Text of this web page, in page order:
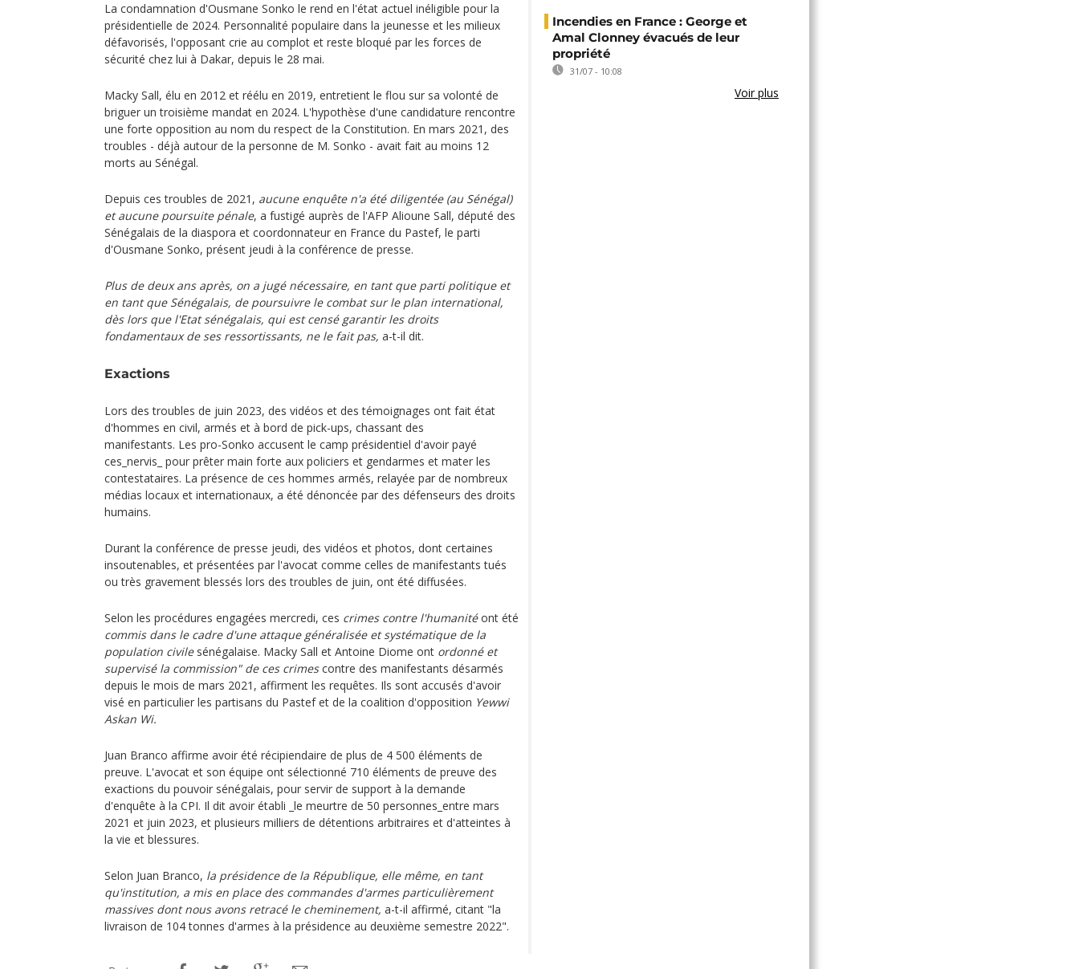
La condamnation d'Ousmane Sonko le rend en l'état actuel inéligible pour la
présidentielle de 2024. Personnalité populaire dans la jeunesse et les milieux
défavorisés, l'opposant crie au complot et reste bloqué par les forces de
sécurité chez lui à Dakar, depuis le 28 mai.
Macky Sall, élu en 2012 et réélu en 2019, entretient le flou sur sa volonté de
briguer un troisième mandat en 2024. L'hypothèse d'une candidature rencontre
une forte opposition au nom du respect de la Constitution. En mars 2021, des
troubles - déjà autour de la personne de M. Sonko - avait fait au moins 12
morts au Sénégal.
Depuis ces troubles de 2021, aucune enquête n'a été diligentée (au Sénégal)
et aucune poursuite pénale, a fustigé auprès de l'AFP Alioune Sall, député des
Sénégalais de la diaspora et coordonnateur en France du Pastef, le parti
d'Ousmane Sonko, présent jeudi à la conférence de presse.
Plus de deux ans après, on a jugé nécessaire, en tant que parti politique et
en tant que Sénégalais, de poursuivre le combat sur le plan international,
dès lors que l'Etat sénégalais, qui est censé garantir les droits
fondamentaux de ses ressortissants, ne le fait pas, a-t-il dit.
Exactions
Lors des troubles de juin 2023, des vidéos et des témoignages ont fait état
d'hommes en civil, armés et à bord de pick-ups, chassant des
manifestants. Les pro-Sonko accusent le camp présidentiel d'avoir payé
ces_nervis_ pour prêter main forte aux policiers et gendarmes et mater les
contestataires. La présence de ces hommes armés, relayée par de nombreux
médias locaux et internationaux, a été dénoncée par des défenseurs des droits
humains.
Durant la conférence de presse jeudi, des vidéos et photos, dont certaines
insoutenables, et présentées par l'avocat comme celles de manifestants tués
ou très gravement blessés lors des troubles de juin, ont été diffusées.
Selon les procédures engagées mercredi, ces crimes contre l'humanitéont été
commis dans le cadre d'une attaque généralisée et systématique de la
population civilesénégalaise. Macky Sall et Antoine Diome ont ordonné et
supervisé la commission" de ces crimescontre des manifestants désarmés
depuis le mois de mars 2021, affirment les requêtes. Ils sont accusés d'avoir
visé en particulier les partisans du Pastef et de la coalition d'opposition Yewwi
Askan Wi.
Juan Branco affirme avoir été récipiendaire de plus de 4 500 éléments de
preuve. L'avocat et son équipe ont sélectionné 710 éléments de preuve des
exactions du pouvoir sénégalais, pour servir de support à la demande
d'enquête à la CPI. Il dit avoir établi _le meurtre de 50 personnes_entre mars
2021 et juin 2023, et plusieurs milliers de détentions arbitraires et d'atteintes à
la vie et blessures.
Selon Juan Branco, la présidence de la République, elle même, en tant
qu'institution, a mis en place des commandes d'armes particulièrement
massives dont nous avons retracé le cheminement, a-t-il affirmé, citant "la
livraison de 104 tonnes d'armes à la présidence au deuxième semestre 2022".
Incendies en France : George et
Amal Clonney évacués de leur
propriété
31/07 - 10:08
Voir plus